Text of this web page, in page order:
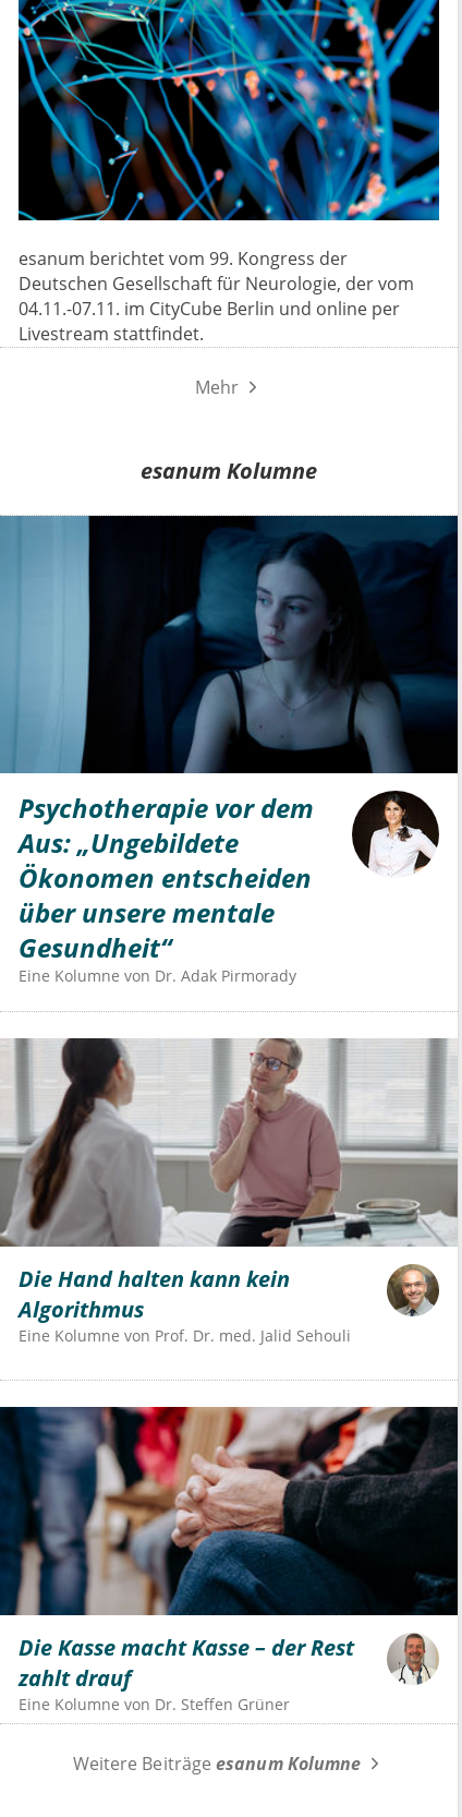
esanum berichtet vom 99. Kongress der
Deutschen Gesellschaft für Neurologie, der vom
04.11.-07.11. im CityCube Berlin und online per
Livestream stattfindet.
Mehr
esanum Kolumne
Psychotherapie vor dem
Aus: „Ungebildete
Ökonomen entscheiden
über unsere mentale
Gesundheit“
Eine Kolumne von Dr. Adak Pirmorady
Die Hand halten kann kein
Algorithmus
Eine Kolumne von Prof. Dr. med. Jalid Sehouli
Die Kasse macht Kasse – der Rest
zahlt drauf
Eine Kolumne von Dr. Steffen Grüner
Weitere Beiträgeesanum Kolumne